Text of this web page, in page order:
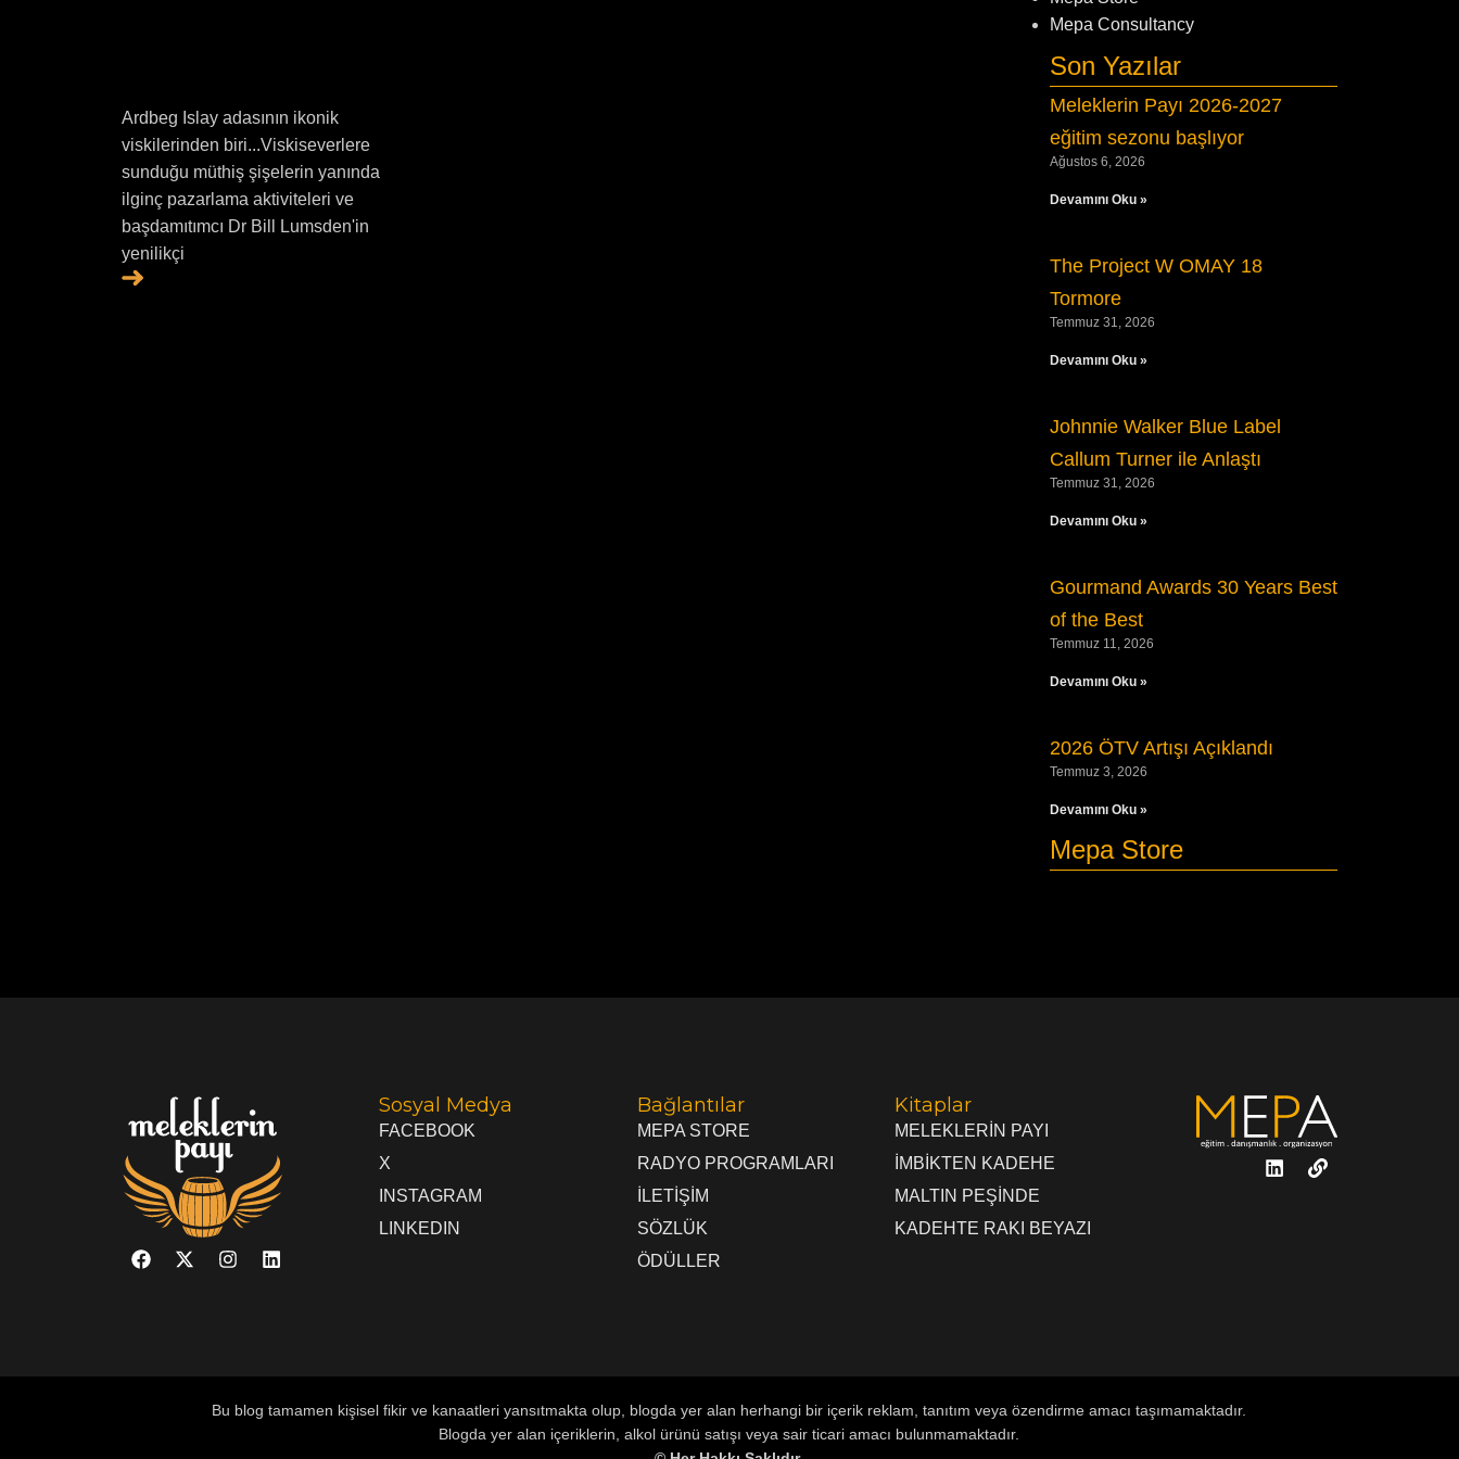
Ardbeg Islay adasının ikonik
viskilerinden biri...Viskiseverlere
sunduğu müthiş şişelerin yanında
ilginç pazarlama aktiviteleri ve
başdamıtımcı Dr Bill Lumsden'in
yenilikçi
Mepa Consultancy
Son Yazılar
Meleklerin Payı 2026-2027
eğitim sezonu başlıyor
Ağustos 6, 2026
Devamını Oku »
The Project W OMAY 18
Tormore
Temmuz 31, 2026
Devamını Oku »
Johnnie Walker Blue Label
Callum Turner ile Anlaştı
Temmuz 31, 2026
Devamını Oku »
Gourmand Awards 30 Years Best
of the Best
Temmuz 11, 2026
Devamını Oku »
2026 ÖTV Artışı Açıklandı
Temmuz 3, 2026
Devamını Oku »
Mepa Store
Sosyal Medya
FACEBOOK
X
INSTAGRAM
LINKEDIN
Bağlantılar
MEPA STORE
RADYO PROGRAMLARI
İLETİŞİM
SÖZLÜK
ÖDÜLLER
Kitaplar
MELEKLERİN PAYI
İMBİKTEN KADEHE
MALTIN PEŞİNDE
KADEHTE RAKI BEYAZI
Bu blog tamamen kişisel fikir ve kanaatleri yansıtmakta olup, blogda yer alan herhangi bir içerik reklam, tanıtım veya özendirme amacı taşımamaktadır.
Blogda yer alan içeriklerin, alkol ürünü satışı veya sair ticari amacı bulunmamaktadır.